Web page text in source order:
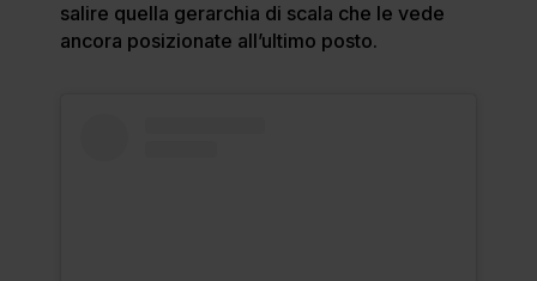
salire quella gerarchia di scala che le vede
ancora posizionate all’ultimo posto.